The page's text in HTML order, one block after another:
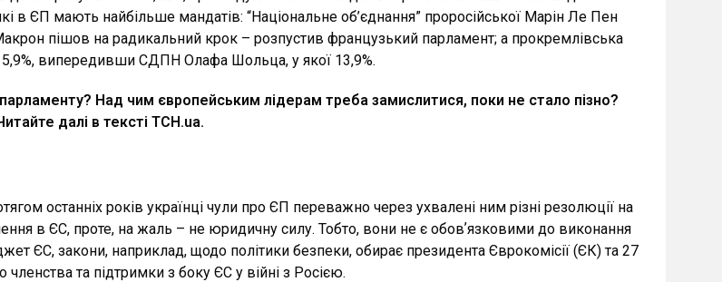
в ЄП мають найбільше мандатів: “Національне об’єднання” проросійської Марін Ле Пен
пішов на радикальний крок – розпустив французький парламент; а прокремлівська
випередивши СДПН Олафа Шольца, у якої 13,9%.
Над чим європейським лідерам треба замислитися, поки не стало пізно?
далі в тексті ТСН.ua.
останніх років українці чули про ЄП переважно через ухвалені ним різні резолюції на
в ЄС, проте, на жаль – не юридичну силу. Тобто, вони не є обовʼязковими до виконання
ЄС, закони, наприклад, щодо політики безпеки, обирає президента Єврокомісії (ЄК) та 27
та підтримки з боку ЄС у війні з Росією.